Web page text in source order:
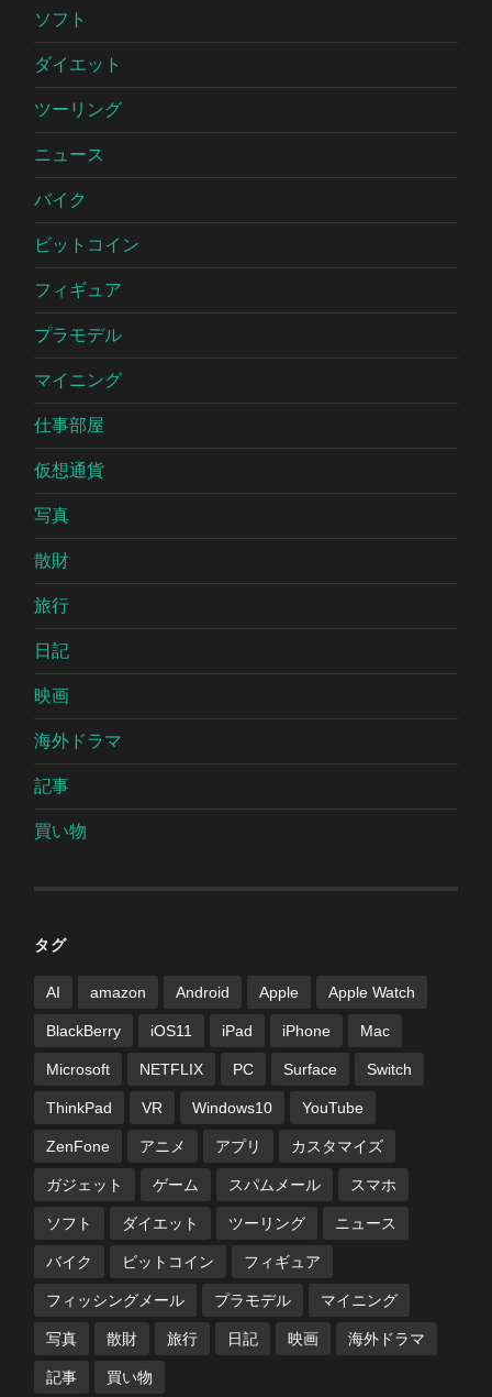
ソフト
ダイエット
ツーリング
ニュース
バイク
ビットコイン
フィギュア
プラモデル
マイニング
仕事部屋
仮想通貨
写真
散財
旅行
日記
映画
海外ドラマ
記事
買い物
タグ
AI amazon Android Apple Apple Watch
BlackBerry iOS11 iPad iPhone Mac
Microsoft NETFLIX PC Surface Switch
ThinkPad VR Windows10 YouTube
ZenFone アニメ アプリ カスタマイズ
ガジェット ゲーム スパムメール スマホ
ソフト ダイエット ツーリング ニュース
バイク ビットコイン フィギュア
フィッシングメール プラモデル マイニング
写真 散財 旅行 日記 映画 海外ドラマ
記事 買い物